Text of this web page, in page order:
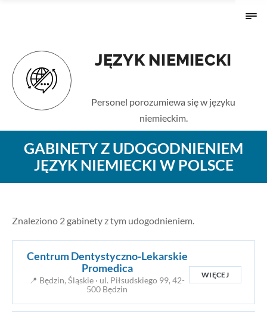
JĘZYK NIEMIECKI
Personel porozumiewa się w języku
niemieckim.
GABINETY Z UDOGODNIENIEM
JĘZYK NIEMIECKI W POLSCE
Znaleziono 2 gabinety z tym udogodnieniem.
Centrum Dentystyczno-Lekarskie
Promedica
📍 Będzin, Śląskie · ul. Piłsudskiego 99, 42-
500 Będzin
WIĘCEJ